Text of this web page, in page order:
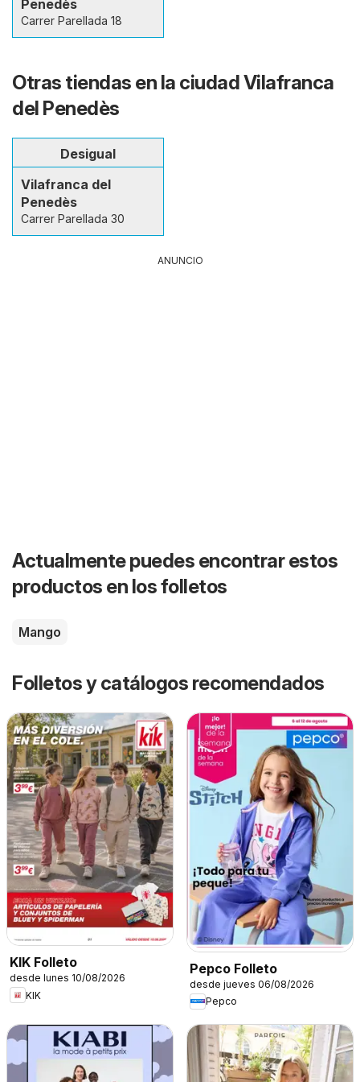
Penedès
Carrer Parellada 18
Otras tiendas en la ciudad Vilafranca
del Penedès
Desigual
Vilafranca del
Penedès
Carrer Parellada 30
ANUNCIO
Actualmente puedes encontrar estos
productos en los folletos
Mango
Folletos y catálogos recomendados
KIK Folleto
desde lunes 10/08/2026
KIK
Pepco Folleto
desde jueves 06/08/2026
Pepco